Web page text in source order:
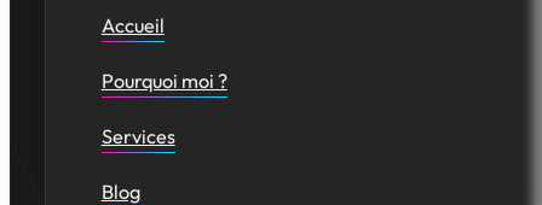
Accueil
Pourquoi moi ?
Services
Blog